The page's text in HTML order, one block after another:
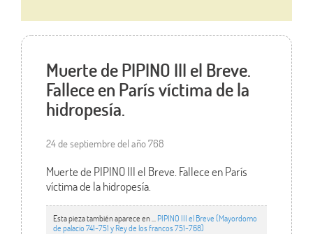
Muerte de PIPINO III el Breve.
Fallece en París víctima de la
hidropesía.
24 de septiembre del año 768
Muerte de PIPINO III el Breve. Fallece en París
víctima de la hidropesía.
Esta pieza también aparece en ... PIPINO III el Breve (Mayordomo
de palacio 741-751 y Rey de los francos 751-768)